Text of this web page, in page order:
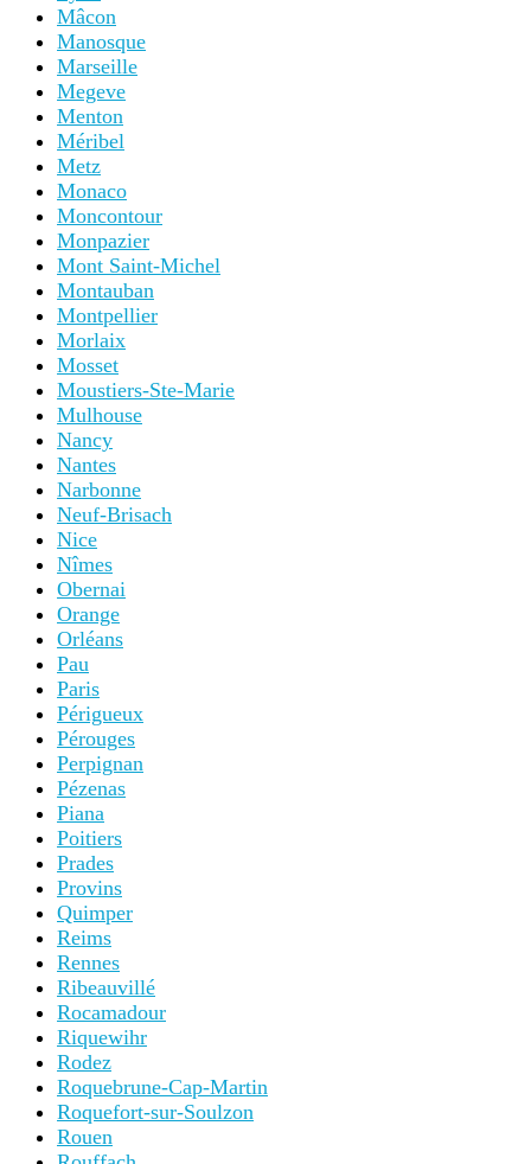
Mâcon
Manosque
Marseille
Megeve
Menton
Méribel
Metz
Monaco
Moncontour
Monpazier
Mont Saint-Michel
Montauban
Montpellier
Morlaix
Mosset
Moustiers-Ste-Marie
Mulhouse
Nancy
Nantes
Narbonne
Neuf-Brisach
Nice
Nîmes
Obernai
Orange
Orléans
Pau
Paris
Périgueux
Pérouges
Perpignan
Pézenas
Piana
Poitiers
Prades
Provins
Quimper
Reims
Rennes
Ribeauvillé
Rocamadour
Riquewihr
Rodez
Roquebrune-Cap-Martin
Roquefort-sur-Soulzon
Rouen